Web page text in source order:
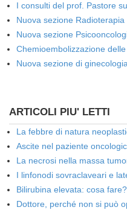
I consulti del prof. Pastore
Nuova sezione Radioterapia
Nuova sezione
Chemioembolizzazione
Nuova sezione di ginecologia
ARTICOLI PIU' LETTI
La febbre di natura
Ascite nel paziente
La necrosi nella massa
I linfonodi sovraclaveari e
Bilirubina elevata: cosa fare?
Dottore, perché non si può